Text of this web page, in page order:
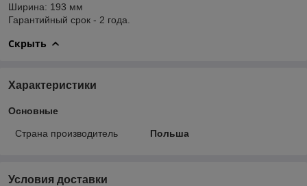
Ширина: 193 мм
Гарантийный срок - 2 года.
Скрыть
Характеристики
Основные
Страна производитель Польша
Условия доставки